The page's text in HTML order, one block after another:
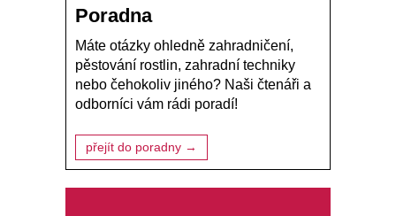
Poradna
Máte otázky ohledně zahradničení,
pěstování rostlin, zahradní techniky
nebo čehokoliv jiného? Naši čtenáři a
odborníci vám rádi poradí!
přejít do poradny →